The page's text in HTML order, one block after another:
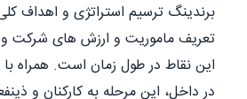
برندینگ ترسیم استراتژی و اهداف
تعریف ماموریت و ارزش های شرکت
این نقاط در طول زمان است. همراه با
در داخل، این مرحله به کارکنان و